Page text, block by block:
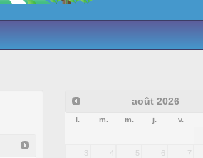
août 2026
l. m. m. j. v.
3 4 5 6 7